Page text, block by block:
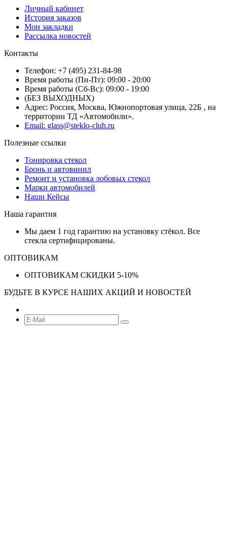
Личный кабинет
История заказов
Мои закладки
Рассылка новостей
Контакты
Телефон: +7 (495) 231-84-98
Время работы (Пн-Пт): 09:00 - 20:00
Время работы (Сб-Вс): 09:00 - 19:00
(БЕЗ ВЫХОДНЫХ)
Адрес: Россия, Москва, Южнопортовая улица, 22Б , на
территории ТД «Автомобили».
Email: glass@steklo-club.ru
Полезные ссылки
Тонировка стекол
Бронь и автовинил
Ремонт и установка лобовых стекол
Марки автомобилей
Наши Кейсы
Наша гарантия
Мы даем 1 год гарантию на установку стёкол. Все
стекла сертифицированы.
ОПТОВИКАМ
ОПТОВИКАМ СКИДКИ 5-10%
БУДЬТЕ В КУРСЕ НАШИХ АКЦИЙ И НОВОСТЕЙ